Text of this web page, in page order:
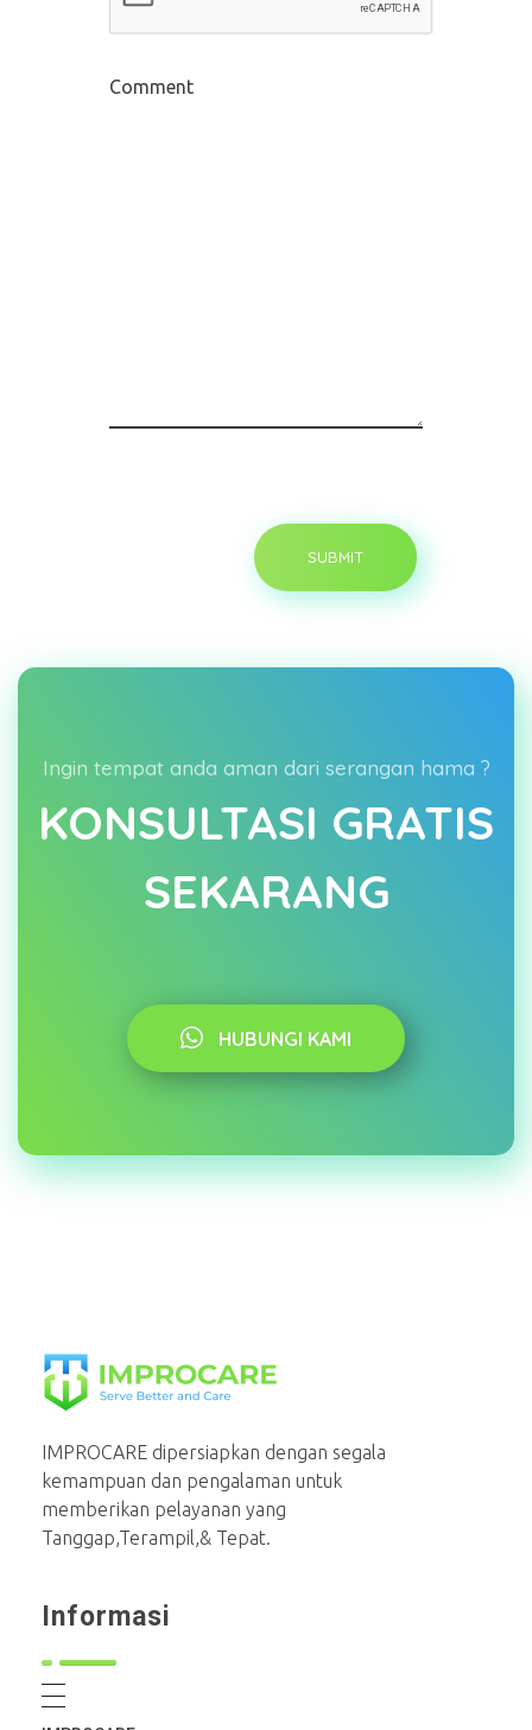
Comment
Ingin tempat anda aman dari serangan hama ?
KONSULTASI GRATIS
SEKARANG
HUBUNGI KAMI
IMPROCARE dipersiapkan dengan segala
kemampuan dan pengalaman untuk
memberikan pelayanan yang
Tanggap,Terampil,& Tepat.
Informasi